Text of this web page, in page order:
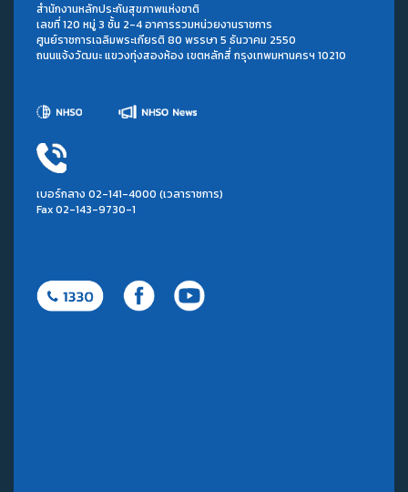
สำนักงานหลักประกันสุขภาพแห่งชาติ
เลขที่ 120 หมู่ 3 ชั้น 2-4 อาคารรวมหน่วยงานราชการ
ศูนย์ราชการเฉลิมพระเกียรติ 80 พรรษา 5 ธันวาคม 2550
ถนนแจ้งวัฒนะ แขวงทุ่งสองห้อง เขตหลักสี่ กรุงเทพมหานครฯ 10210
เบอร์กลาง 02-141-4000 (เวลาราชการ)
Fax 02-143-9730-1